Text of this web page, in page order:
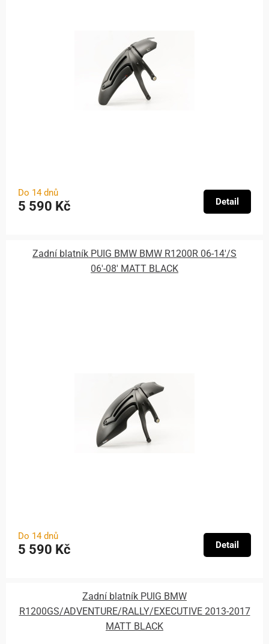
Do 14 dnů
5 590 Kč Detail
Zadní blatník PUIG BMW BMW R1200R 06-14'/S
06'-08' MATT BLACK
Do 14 dnů
5 590 Kč Detail
Zadní blatník PUIG BMW
R1200GS/ADVENTURE/RALLY/EXECUTIVE 2013-2017
MATT BLACK